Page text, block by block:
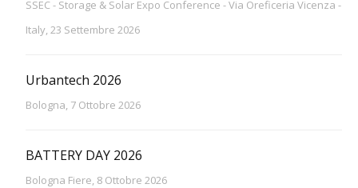
SSEC - Storage & Solar Expo Conference - Via Oreficeria Vicenza -
Italy, 23 Settembre 2026
Urbantech 2026
Bologna, 7 Ottobre 2026
BATTERY DAY 2026
Bologna Fiere, 8 Ottobre 2026